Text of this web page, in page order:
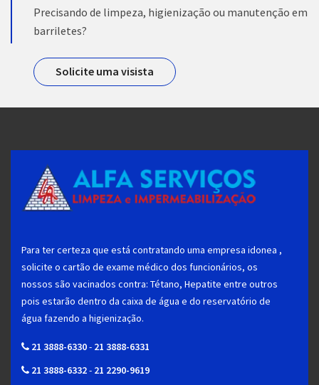
Precisando de limpeza, higienização ou manutenção em
barriletes?
Solicite uma visista
Para ter certeza que está contratando uma empresa idonea ,
solicite o cartão de exame médico dos funcionários, os
nossos são vacinados contra: Tétano, Hepatite entre outros
pois estarão dentro da caixa de água e do reservatório de
água fazendo a higienização.
21 3888-6330- 21 3888-6331
21 3888-6332- 21 2290-9619